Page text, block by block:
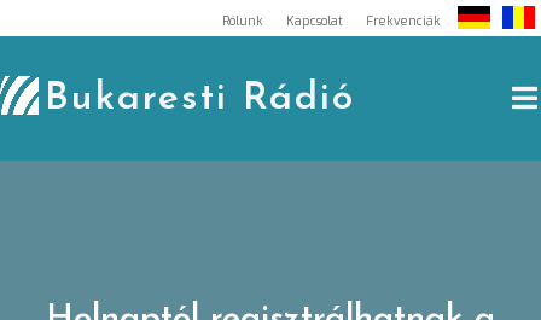
to
content
Rólunk Kapcsolat Frekvenciák
Bukaresti Rádió